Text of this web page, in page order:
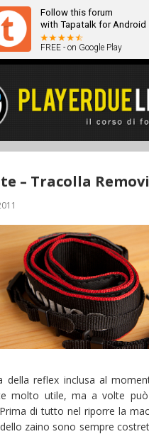
Follow this forum
with Tapatalk for Android
FREE - on Google Play
– Tracolla
della reflex inclusa al
molto utile, ma a volte
di tutto nel riporre la
dello zaino sono sempre
utilizza i cookies. Continuando a
acconsenti implicitamente all'uso
Ok Scopri di più